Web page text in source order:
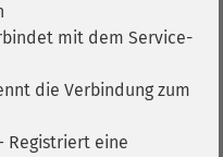
mit dem Service-
die Verbindung zum
Registriert eine